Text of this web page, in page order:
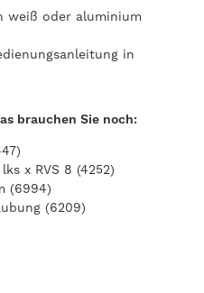
weiß oder aluminium
in
brauchen Sie noch:
x RVS 8 (4252)
(6994)
(6209)